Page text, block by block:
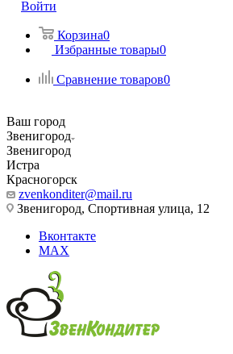
Войти
Корзина0
Избранные товары0
Сравнение товаров0
Ваш город
Звенигород
Звенигород
Истра
Красногорск
zvenkonditer@mail.ru
Звенигород, Спортивная улица, 12
Вконтакте
MAX